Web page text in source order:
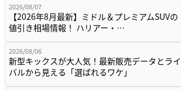
2026/08/07
【2026年8月最新】ミドル＆プレミアムSUVの
値引き相場情報！ ハリアー・…
2026/08/06
新型キックスが大人気！最新販売データとライ
バルから見える「選ばれるワケ」